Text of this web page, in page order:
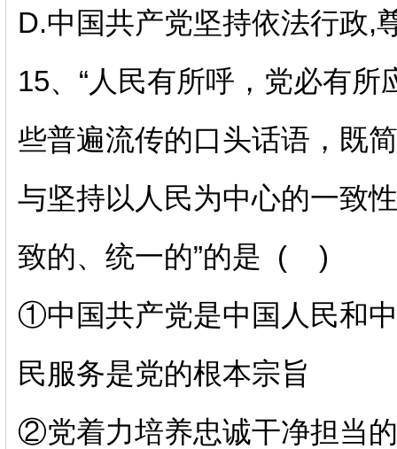
D.中国共产党坚持依法行政,
15、“人民有所呼，党必有所
些普遍流传的口头话语，既
与坚持以人民为中心的一致
致的、统一的”的是 ( )
①中国共产党是中国人民和
民服务是党的根本宗旨
②党着力培养忠诚干净担当